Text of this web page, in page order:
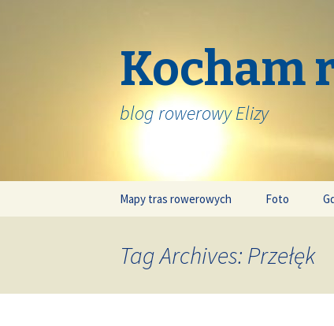
Kocham
blog rowerowy Elizy
Mapy tras rowerowych Foto
Tag Archives: Przełęk